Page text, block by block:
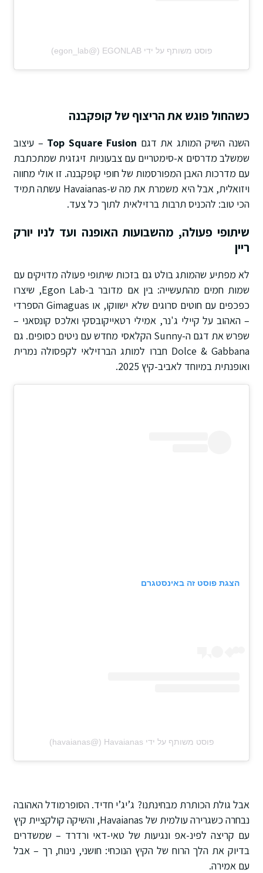
פוסט משותף על ידי ‏‎EGONLAB‎‏ (@‏‎egon_lab‎‏)
כשהחול פוגש את הריצוף של קופקבנה
השנה השיק המותג את דגם Top Square Fusion – עיצוב
שמשלב מדרסים א-סימטריים עם צבעוניות זיגזגית שמתכתבת
עם מדרכות האבן המפורסמות של חופי קופקבנה. זו אולי מחווה
ויזואלית, אבל היא משמרת את מה ש-Havaianas עשתה תמיד
הכי טוב: להכניס תרבות ברזילאית לתוך כל צעד.
שיתופי פעולה, מהשבועות האופנה ועד לניו יורק
ריין
לא מפתיע שהמותג בולט גם בזכות שיתופי פעולה מדויקים עם
שמות חמים מהתעשייה: בין אם מדובר ב-Egon Lab, שיצרו
כפכפים עם חוטים סרוגים שלא ישווקו, או Gimaguas הספרדי
– האהוב על קיילי ג'נר, אמילי רטאייקובסקי ואלכס קונסאני –
שפרש את דגם ה-Sunny הקלאסי מחדש עם ניטים כסופים. גם
Dolce & Gabbana חברו למותג הברזילאי לקפסולה נמרית
ואופנתית במיוחד לאביב-קיץ 2025.
הצגת פוסט זה באינסטגרם
פוסט משותף על ידי ‏‎Havaianas‎‏ (@‏‎havaianas‎‏)
אבל גולת הכותרת מבחינתנו? ג’יג’י חדיד. הסופרמודל האהובה
נבחרה כשגרירה עולמית של Havaianas, והשיקה קולקציית קיץ
עם קריצה לפינ-אפ ונגיעות של טאי-דאי ורדרד – שמשדרים
בדיוק את הלך הרוח של הקיץ הנוכחי: חושני, נינוח, רך – אבל
עם אמירה.